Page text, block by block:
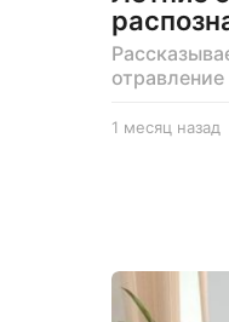
отравление
1 месяц назад